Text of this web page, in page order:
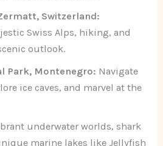
Switzerland:
Swiss Alps, hiking, and
outlook.
Park, Montenegro: Navigate
ice caves, and marvel at the
underwater worlds, shark
marine lakes like Jellyfish